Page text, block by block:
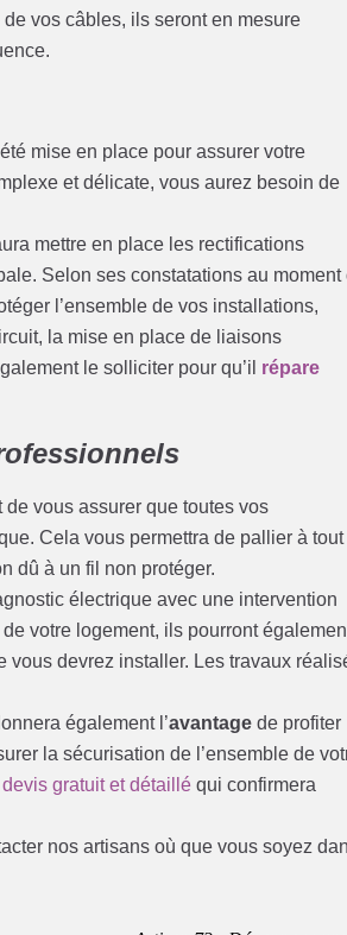
vos câbles, ils seront en mesure
mise en place pour assurer votre
et délicate, vous aurez besoin de
mettre en place les rectifications
Selon ses constatations au moment
l’ensemble de vos installations,
la mise en place de liaisons
le solliciter pour qu’il répare
vous assurer que toutes vos
Cela vous permettra de pallier à tout
dû à un fil non protéger.
électrique avec une intervention
votre logement, ils pourront
devrez installer. Les travaux
également l’avantage de profiter
la sécurisation de l’ensemble de
devis gratuit et détaillé qui confirmera
nos artisans où que vous soyez